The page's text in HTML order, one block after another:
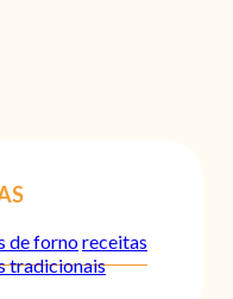
de fornoreceitas
tradicionais